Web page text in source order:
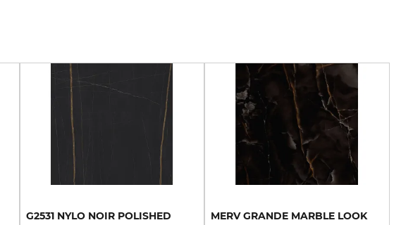
G2531 NYLO NOIR POLISHED
MERV GRANDE MARBLE LOOK